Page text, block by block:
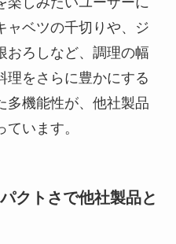
ャベツの千切りや、ジ
おろしなど、調理の幅
理をさらに豊かにする
多機能性が、他社製品
います。
クトさで他社製品と